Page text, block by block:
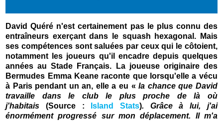
David Quéré n'est certainement pas le plus connu des
entraîneurs exerçant dans le squash hexagonal. Mais
ses compétences sont saluées par ceux qui le côtoient,
notamment les joueurs qu'il encadre depuis quelques
années au Stade Français. La joueuse originaire des
Bermudes Emma Keane raconte que lorsqu'elle a vécu
à Paris pendant un an, elle a eu «la chance que David
travaille dans le club le plus proche de là où
j'habitais (Source : Island Stats). Grâce à lui, j'ai
énormément progressé sur mon déplacement. Il m'a